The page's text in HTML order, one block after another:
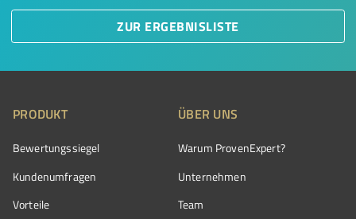
ZUR ERGEBNISLISTE
PRODUKT
Bewertungssiegel
Kundenumfragen
Vorteile
ÜBER UNS
Warum ProvenExpert?
Unternehmen
Team